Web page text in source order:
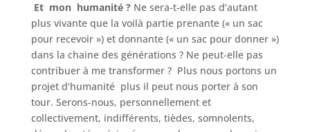
Et mon humanité ? Ne sera-t-elle pas d’autant
plus vivante que la voilà partie prenante (« un sac
pour recevoir ») et donnante (« un sac pour donner »)
dans la chaine des générations ? Ne peut-elle pas
contribuer à me transformer ? Plus nous portons un
projet d’humanité plus il peut nous porter à son
tour. Serons-nous, personnellement et
collectivement, indifférents, tièdes, somnolents,